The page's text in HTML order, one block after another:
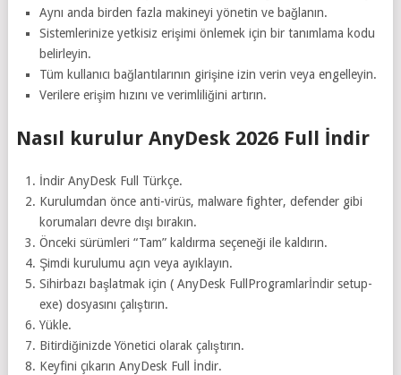
Aynı anda birden fazla makineyi yönetin ve bağlanın.
Sistemlerinize yetkisiz erişimi önlemek için bir tanımlama kodu
belirleyin.
Tüm kullanıcı bağlantılarının girişine izin verin veya engelleyin.
Verilere erişim hızını ve verimliliğini artırın.
Nasıl kurulur AnyDesk 2026 Full İndir
İndir AnyDesk Full Türkçe.
Kurulumdan önce anti-virüs, malware fighter, defender gibi
korumaları devre dışı bırakın.
Önceki sürümleri “Tam” kaldırma seçeneği ile kaldırın.
Şimdi kurulumu açın veya ayıklayın.
Sihirbazı başlatmak için ( AnyDesk FullProgramlarİndir setup-
exe) dosyasını çalıştırın.
Yükle.
Bitirdiğinizde Yönetici olarak çalıştırın.
Keyfini çıkarın AnyDesk Full İndir.